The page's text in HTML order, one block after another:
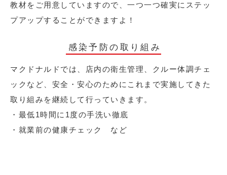
教材をご用意していますので、一つ一つ確実にステッ
プアップすることができますよ！
感染予防の取り組み
マクドナルドでは、店内の衛生管理、クルー体調チェ
ックなど、安全・安心のためにこれまで実施してきた
取り組みを継続して行っていきます。
・最低1時間に1度の手洗い徹底
・就業前の健康チェック など